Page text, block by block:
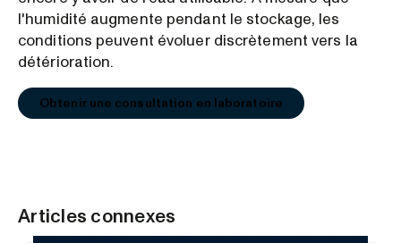
l'humidité augmente pendant le stockage, les
conditions peuvent évoluer discrètement vers la
détérioration.
Obtenir une consultation en laboratoire
Articles connexes